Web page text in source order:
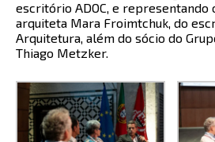
escritório ADOC, e representando
arquiteta Mara Froimtchuk, do
Arquitetura, além do sócio do
Thiago Metzker.